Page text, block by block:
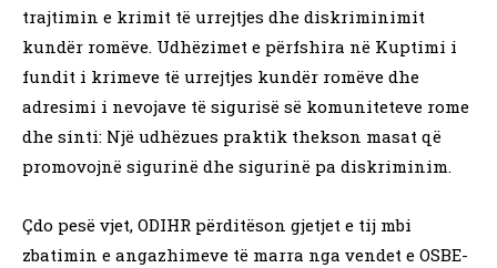
trajtimin e krimit të urrejtjes dhe diskriminimit
kundër romëve. Udhëzimet e përfshira në Kuptimi i
fundit i krimeve të urrejtjes kundër romëve dhe
adresimi i nevojave të sigurisë së komuniteteve rome
dhe sinti: Një udhëzues praktik thekson masat që
promovojnë sigurinë dhe sigurinë pa diskriminim.
Çdo pesë vjet, ODIHR përditëson gjetjet e tij mbi
zbatimin e angazhimeve të marra nga vendet e OSBE-